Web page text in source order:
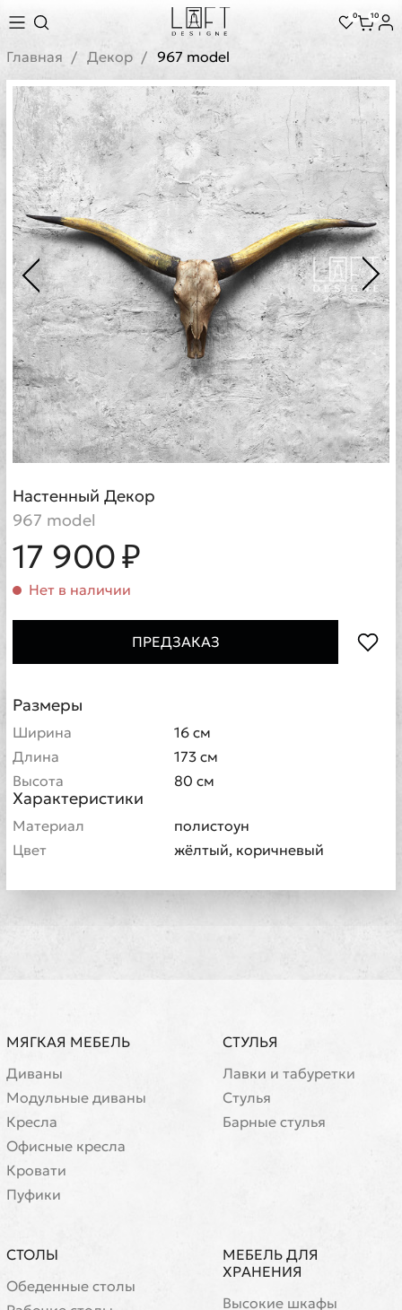
0 10
Главная Декор 967 model
Настенный Декор
967 model
17 900 ₽
Нет в наличии
ПРЕДЗАКАЗ
Размеры
Ширина
16 см
Длина
173 см
Высота
80 см
Характеристики
Материал
полистоун
Цвет
жёлтый, коричневый
МЯГКАЯ МЕБЕЛЬ
Диваны
Модульные диваны
Кресла
Офисные кресла
Кровати
Пуфики
СТУЛЬЯ
Лавки и табуретки
Стулья
Барные стулья
СТОЛЫ
Обеденные столы
МЕБЕЛЬ ДЛЯ
ХРАНЕНИЯ
Высокие шкафы